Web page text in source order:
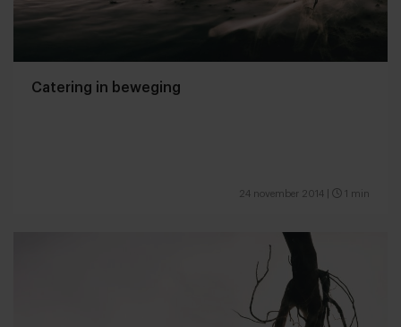
Catering in beweging
24 november 2014 1 min